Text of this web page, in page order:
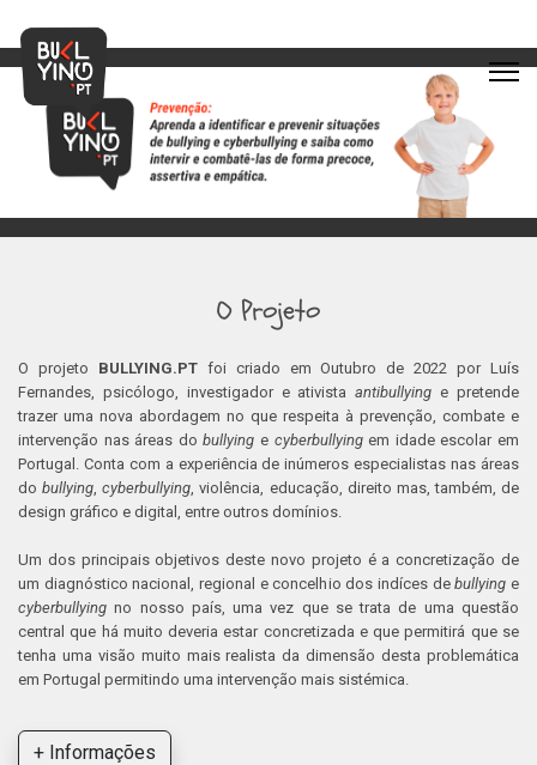
O Projeto
O projeto BULLYING.PTfoi criado em Outubro de 2022 por Luís
Fernandes, psicólogo, investigador e ativistaantibullying e pretende
trazer uma nova abordagem no que respeita à prevenção, combate e
intervenção nas áreas dobullying e cyberbullyingem idade escolar em
Portugal. Conta com a experiência de inúmeros especialistas nas áreas
dobullying,cyberbullying, violência, educação, direito mas, também, de
design gráfico e digital, entre outros domínios.
Um dos principais objetivos deste novo projeto é a concretização de
um diagnóstico nacional, regional e concelhio dos indíces debullying e
cyberbullying no nosso país, uma vez que se trata de uma questão
central que há muito deveria estar concretizada e que permitirá que se
tenha uma visão muito mais realista da dimensão desta problemática
em Portugal permitindo uma intervenção mais sistémica.
+ Informações